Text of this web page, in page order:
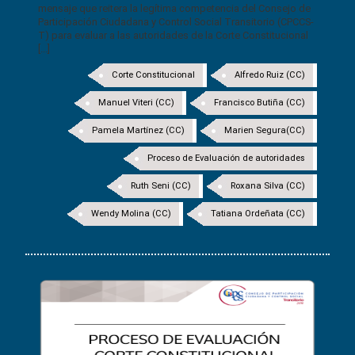
mensaje que reitera la legítima competencia del Consejo de
Participación Ciudadana y Control Social Transitorio (CPCCS-
T) para evaluar a las autoridades de la Corte Constitucional
[...]
Alfredo Ruiz (CC)
Corte Constitucional
Francisco Butiña (CC)
Manuel Viteri (CC)
Marien Segura(CC)
Pamela Martínez (CC)
Proceso de Evaluación de autoridades
Roxana Silva (CC)
Ruth Seni (CC)
Tatiana Ordeñata (CC)
Wendy Molina (CC)